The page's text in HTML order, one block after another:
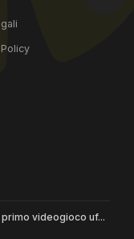
videogioco uf...